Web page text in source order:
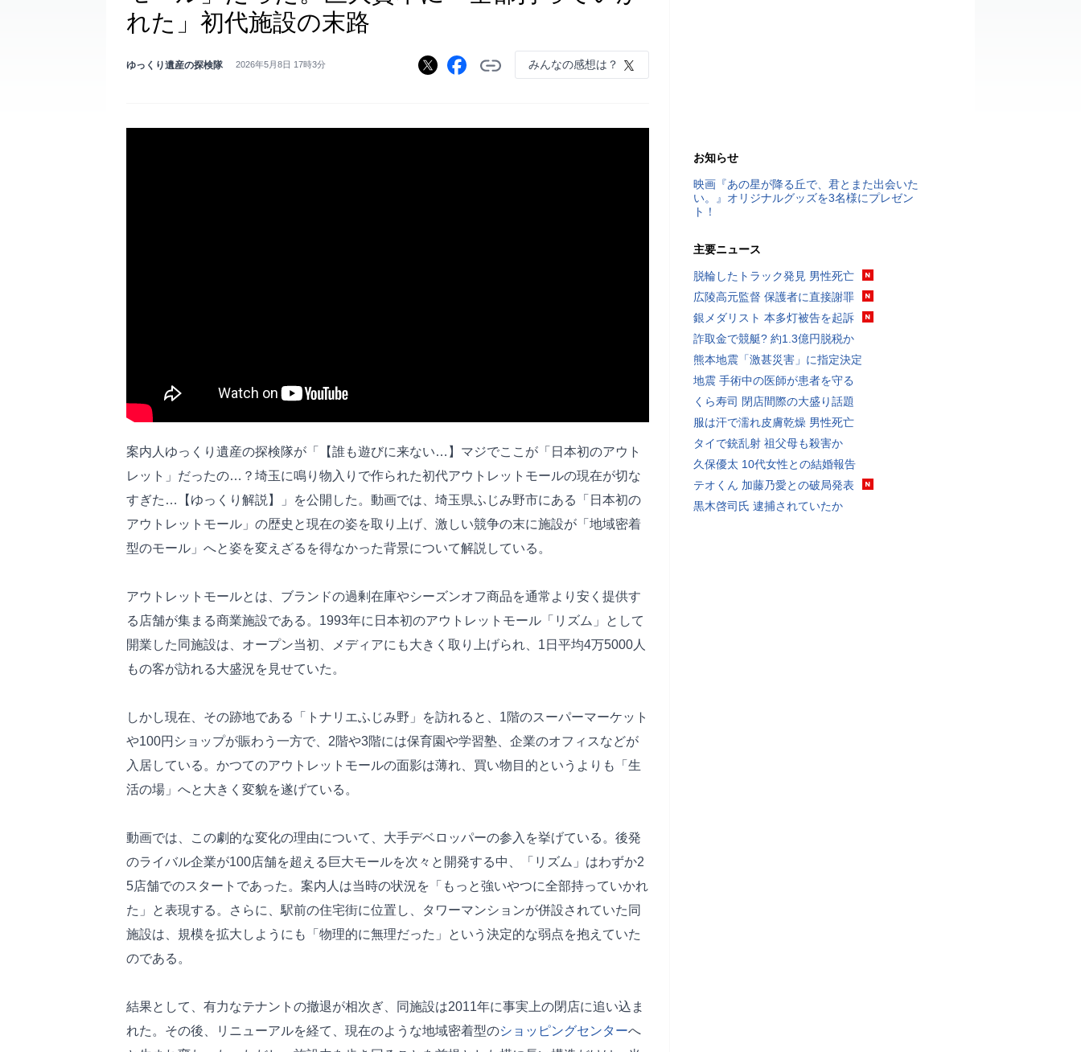
れた」初代施設の末路
ゆっくり遺産の探検隊 2026年5月8日 17時3分 みんなの感想は？
案内人ゆっくり遺産の探検隊が「【誰も遊びに来ない…】マジでここが「日本初のアウト
レット」だったの…？埼玉に鳴り物入りで作られた初代アウトレットモールの現在が切な
すぎた…【ゆっくり解説】」を公開した。動画では、埼玉県ふじみ野市にある「日本初の
アウトレットモール」の歴史と現在の姿を取り上げ、激しい競争の末に施設が「地域密着
型のモール」へと姿を変えざるを得なかった背景について解説している。
アウトレットモールとは、ブランドの過剰在庫やシーズンオフ商品を通常より安く提供す
る店舗が集まる商業施設である。1993年に日本初のアウトレットモール「リズム」として
開業した同施設は、オープン当初、メディアにも大きく取り上げられ、1日平均4万5000人
もの客が訪れる大盛況を見せていた。
しかし現在、その跡地である「トナリエふじみ野」を訪れると、1階のスーパーマーケット
や100円ショップが賑わう一方で、2階や3階には保育園や学習塾、企業のオフィスなどが
入居している。かつてのアウトレットモールの面影は薄れ、買い物目的というよりも「生
活の場」へと大きく変貌を遂げている。
動画では、この劇的な変化の理由について、大手デベロッパーの参入を挙げている。後発
のライバル企業が100店舗を超える巨大モールを次々と開発する中、「リズム」はわずか2
5店舗でのスタートであった。案内人は当時の状況を「もっと強いやつに全部持っていかれ
た」と表現する。さらに、駅前の住宅街に位置し、タワーマンションが併設されていた同
施設は、規模を拡大しようにも「物理的に無理だった」という決定的な弱点を抱えていた
のである。
結果として、有力なテナントの撤退が相次ぎ、同施設は2011年に事実上の閉店に追い込ま
れた。その後、リニューアルを経て、現在のような地域密着型のショッピングセンターへ
お知らせ
映画『あの星が降る丘で、君とまた出会いた
い。』オリジナルグッズを3名様にプレゼン
ト！
主要ニュース
脱輪したトラック発見 男性死亡
広陵高元監督 保護者に直接謝罪
銀メダリスト 本多灯被告を起訴
詐取金で競艇? 約1.3億円脱税か
熊本地震「激甚災害」に指定決定
地震 手術中の医師が患者を守る
くら寿司 閉店間際の大盛り話題
服は汗で濡れ皮膚乾燥 男性死亡
タイで銃乱射 祖父母も殺害か
久保優太 10代女性との結婚報告
テオくん 加藤乃愛との破局発表
黒木啓司氏 逮捕されていたか